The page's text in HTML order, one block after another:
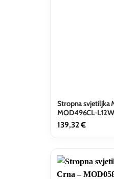
Stropna svjetiljka
MOD496CL-
139,32€